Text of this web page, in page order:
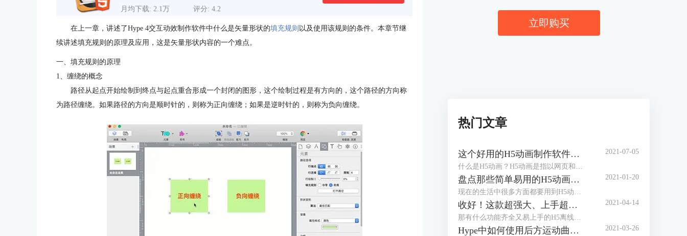
月均下载: 2.1万
评分: 4.2
在上一章，讲述了Hype 4交互动效制作软件中什么是矢量形状的填充规则 以及使用该规则的条件。本章节继
续讲述填充规则的原理及应用，这是矢量形状内容的一个难点。
一、填充规则的原理
1、缠绕的概念
路径从起点开始绘制到终点与起点重合形成一个封闭的图形，这个绘制过程是有方向的，这个路径的方向称
为路径缠绕。如果路径的方向是顺时针的，则称为正向缠绕；如果是逆时针的，则称为负向缠绕。
立即购买
热门文章
这个好用的H5动画制作软件，你知道吗?
什么是H5动画？H5动画是指以网页和动画的形式，通过动画，达成与观看者、使用者之间的动态交互，减少静态死板的场景，以提升使用者的使用体验，一个好的H5动画，对于提升网页的整体效果有显著作用。
2021-07-05
盘点那些简单易用的H5动画制作软件
现在的生活中很多方面都要用到H5动画，比如公众号的推文、电子婚礼请帖、活动邀请函等等，H5动画在我们的生活中扮演着越来越重要的角色，会做H5动画和也成为了工作技能的加分项，那么简单易用的H5动画制作软件又有哪些呢？下面我们一起来盘点两款较为常用的H5制作软件吧。
2021-01-20
收好！这款超强大、上手超简单的H5制作工具
那有什么功能齐全又易上手的H5离线制作软件吗？我给好朋友安利了一款Mac系统专用的工具—Hype，不仅支持静态的H5制作，还支持各种交互效果和物理引擎，可用于制作网页菜单、网站主页、网页游戏等，当然贺卡请柬这种分分钟的事。
2021-04-14
Hype中如何使用后方运动曲线模拟物体运行上坡的动画 2021-03-26